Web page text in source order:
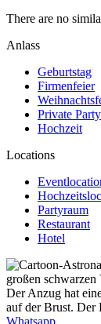
There are no
Anlass
Geburtstag
Firmenfeier
Private Party
Hochzeit
Locations
Partyraum
Restaurant
Hotel
Whatsapp